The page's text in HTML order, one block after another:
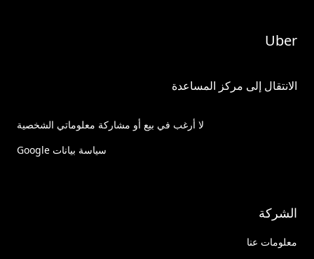
Uber
الانتقال إلى مركز المساعدة
لا أرغب في بيع أو مشاركة معلوماتي الشخصية
سياسة بيانات Google
الشركة
معلومات عنا